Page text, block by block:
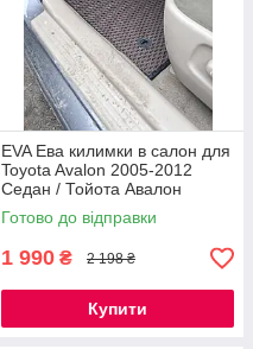
EVA Ева килимки в салон для
Toyota Avalon 2005-2012
Седан / Тойота Авалон
килимки
Готово до відправки
1 990 ₴ 2 198 ₴
Купити